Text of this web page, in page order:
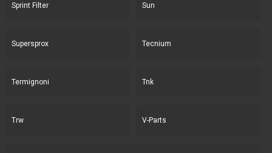
Sprint Filter Sun
Supersprox Tecnium
Termignoni Tnk
Trw V-Parts